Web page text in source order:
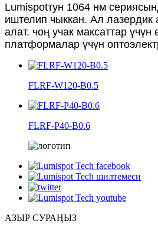
Lumispotтун 1064 нм
иштелип чыккан. Ал лазердик
алат. чоң учак максаттар
платформалар үчүн
FLRF-W120-B0.5
FLRF-P40-B0.6
АЗЫР СУРАҢЫЗ